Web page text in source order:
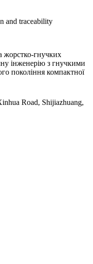
and traceability
жорстко-гнучких
інженерію з гнучкими
покоління компактної
Road, Shijiazhuang,